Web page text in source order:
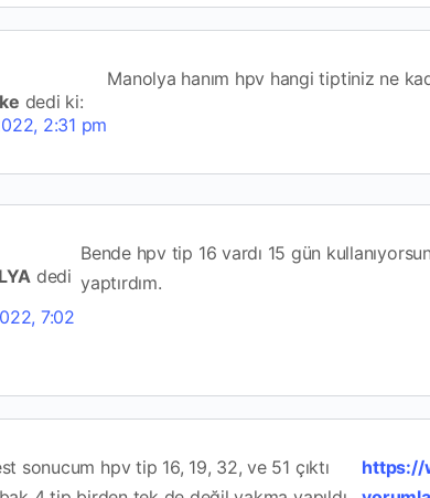
dedi ki:
2:31 pm
Manolya hanım hpv hangi tiptiniz ne
dedi
7:02
Bende hpv tip 16 vardı 15 gün
yaptırdım.
sonucum hpv tip 16, 19, 32, ve 51 çıktı
https://